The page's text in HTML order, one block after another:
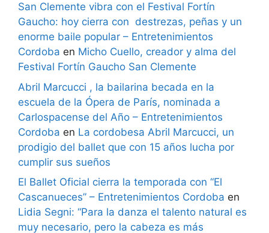
San Clemente vibra con el Festival Fortín
Gaucho: hoy cierra con destrezas, peñas y un
enorme baile popular – Entretenimientos
Cordoba en Micho Cuello, creador y alma del
Festival Fortín Gaucho San Clemente
Abril Marcucci , la bailarina becada en la
escuela de la Ópera de París, nominada a
Carlospacense del Año – Entretenimientos
Cordoba en La cordobesa Abril Marcucci, un
prodigio del ballet que con 15 años lucha por
cumplir sus sueños
El Ballet Oficial cierra la temporada con “El
Cascanueces” – Entretenimientos Cordoba en
Lidia Segni: “Para la danza el talento natural es
muy necesario, pero la cabeza es más